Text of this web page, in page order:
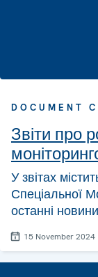
DOCUMENT
Звіти про
У звітах
Спеціальної
останні
15 November 2024